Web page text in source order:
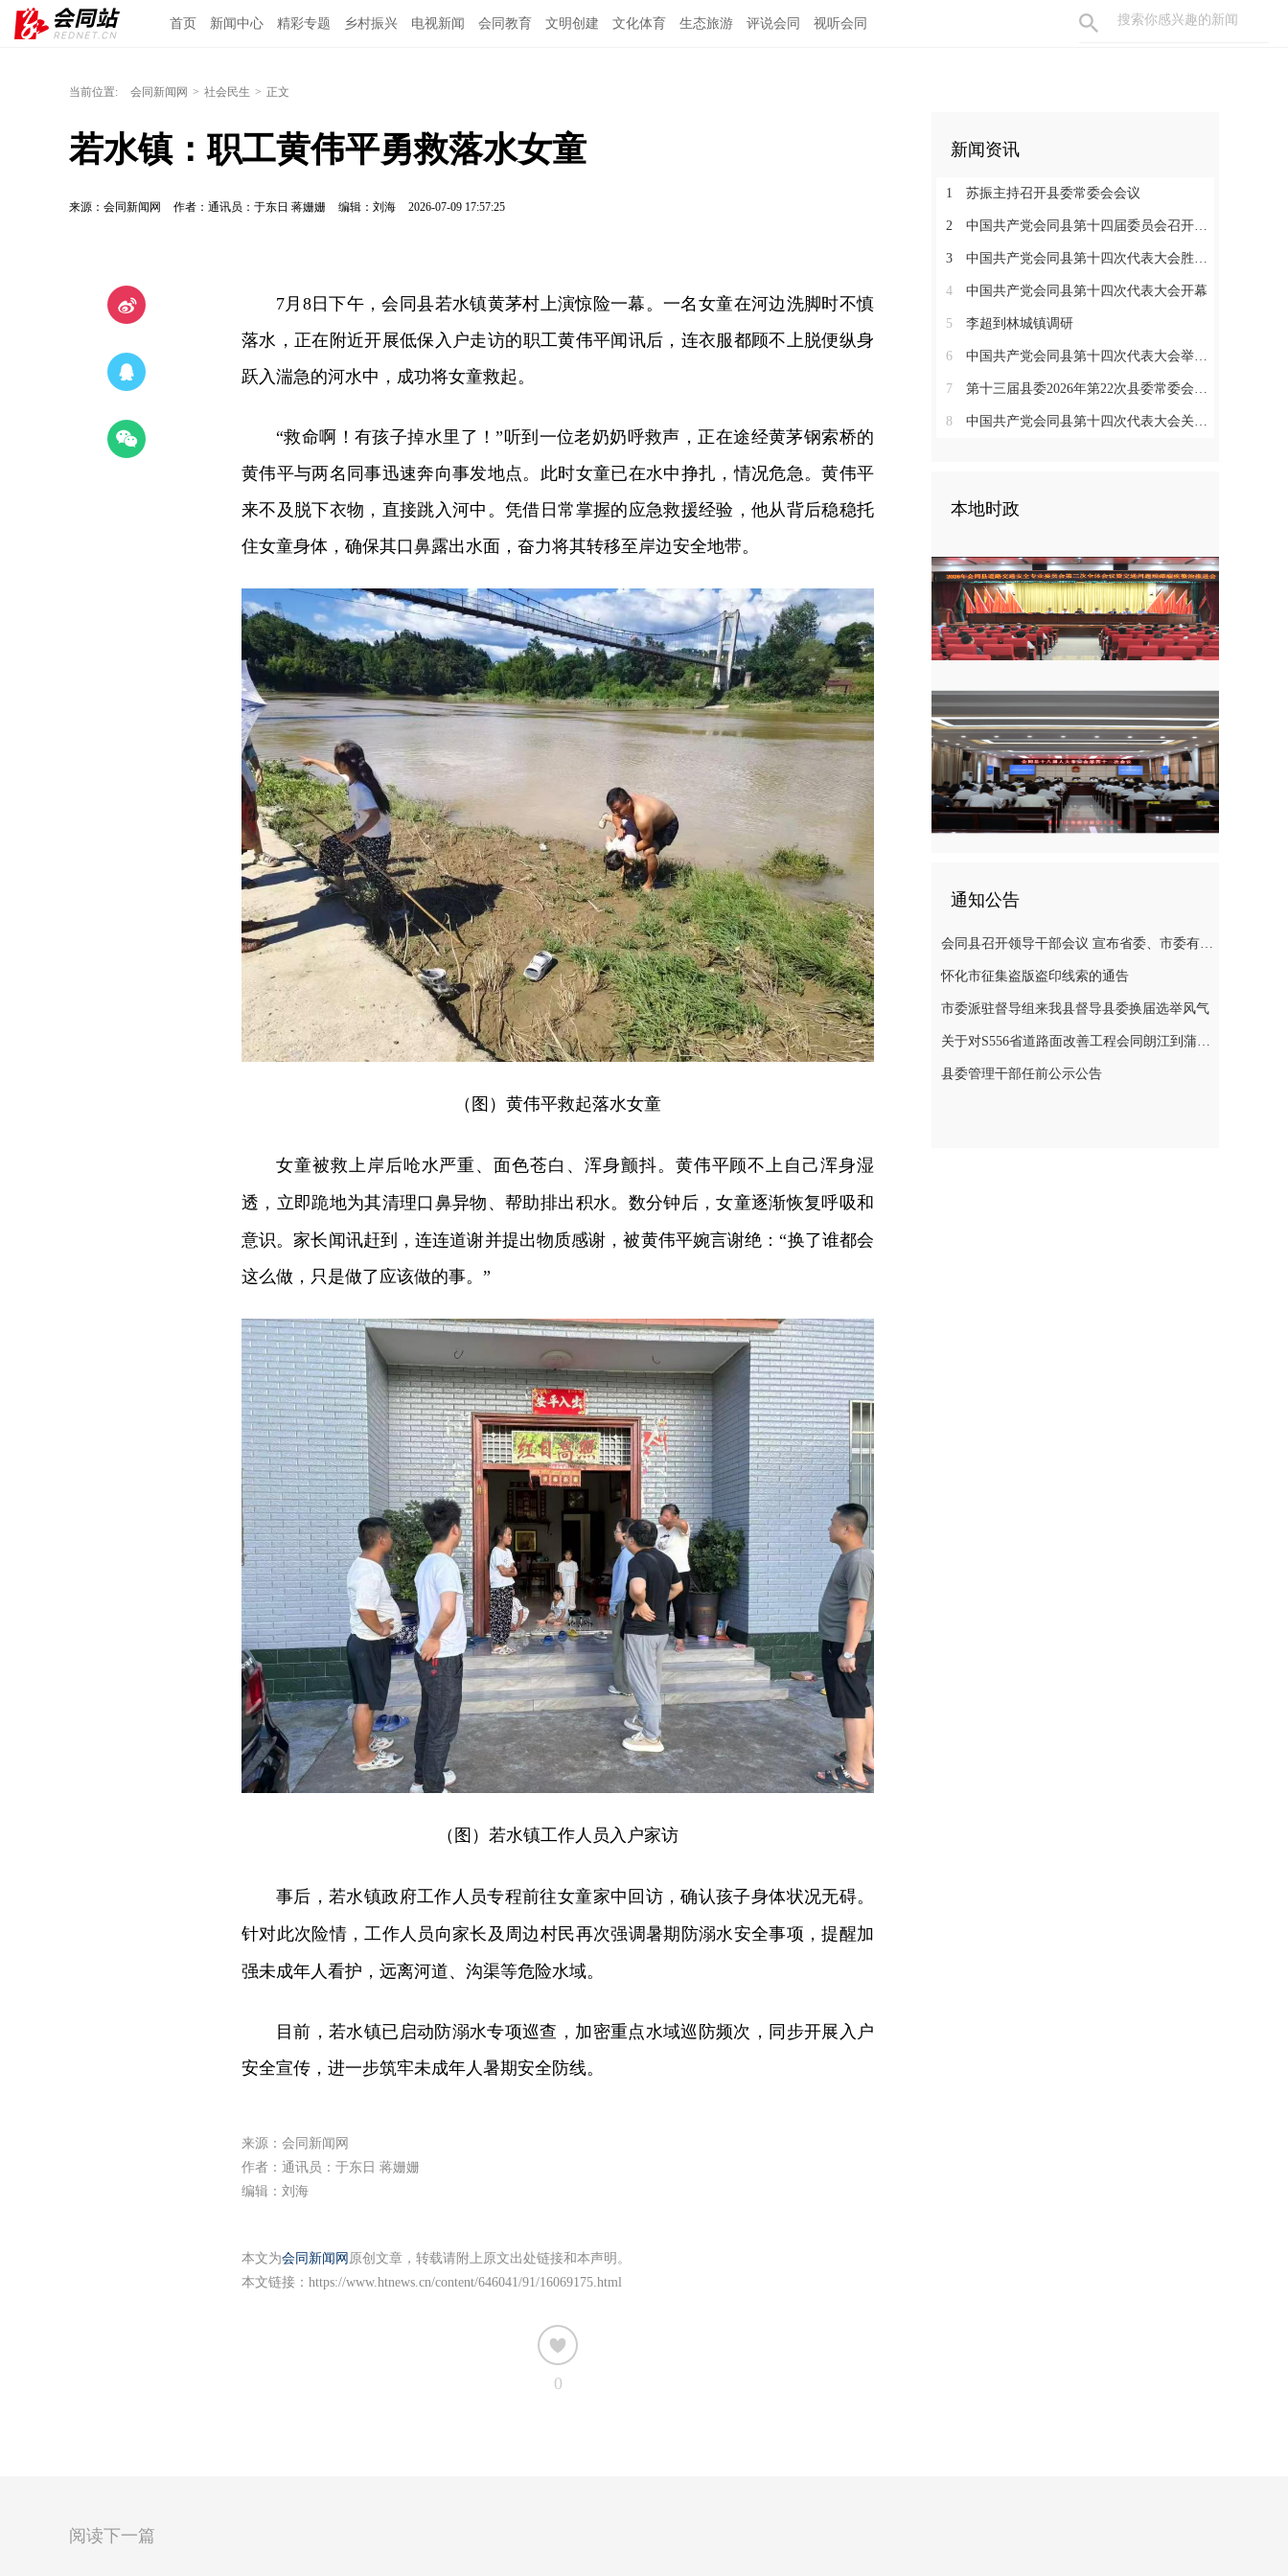
首页 新闻中心 精彩专题 乡村振兴 电视新闻 会同教育 文明创建 文化体育 生态旅游 评说会同 视听会同
当前位置: 会同新闻网 > 社会民生 > 正文
若水镇：职工黄伟平勇救落水女童
来源：会同新闻网 作者：通讯员：于东日 蒋姗姗 编辑：刘海 2026-07-09 17:57:25
7月8日下午，会同县若水镇黄茅村上演惊险一幕。一名女童在河边洗脚时不慎
落水，正在附近开展低保入户走访的职工黄伟平闻讯后，连衣服都顾不上脱便纵身
跃入湍急的河水中，成功将女童救起。
“救命啊！有孩子掉水里了！”听到一位老奶奶呼救声，正在途经黄茅钢索桥的
黄伟平与两名同事迅速奔向事发地点。此时女童已在水中挣扎，情况危急。黄伟平
来不及脱下衣物，直接跳入河中。凭借日常掌握的应急救援经验，他从背后稳稳托
住女童身体，确保其口鼻露出水面，奋力将其转移至岸边安全地带。
（图）黄伟平救起落水女童
女童被救上岸后呛水严重、面色苍白、浑身颤抖。黄伟平顾不上自己浑身湿
透，立即跪地为其清理口鼻异物、帮助排出积水。数分钟后，女童逐渐恢复呼吸和
意识。家长闻讯赶到，连连道谢并提出物质感谢，被黄伟平婉言谢绝：“换了谁都会
这么做，只是做了应该做的事。”
（图）若水镇工作人员入户家访
事后，若水镇政府工作人员专程前往女童家中回访，确认孩子身体状况无碍。
针对此次险情，工作人员向家长及周边村民再次强调暑期防溺水安全事项，提醒加
强未成年人看护，远离河道、沟渠等危险水域。
目前，若水镇已启动防溺水专项巡查，加密重点水域巡防频次，同步开展入户
安全宣传，进一步筑牢未成年人暑期安全防线。
来源：会同新闻网
作者：通讯员：于东日 蒋姗姗
编辑：刘海
本文为会同新闻网 原创文章，转载请附上原文出处链接和本声明。
本文链接： https://www.htnews.cn/content/646041/91/16069175.html
0
新闻资讯
1 苏振主持召开县委常委会会议
2 中国共产党会同县第十四届委员会召开第一次全体会议
3 中国共产党会同县第十四次代表大会胜利闭幕
4 中国共产党会同县第十四次代表大会开幕
5 李超到林城镇调研
6 中国共产党会同县第十四次代表大会举行严肃换届纪律专题培训会
7 第十三届县委2026年第22次县委常委会会议召开
8 中国共产党会同县第十四次代表大会关于中共会同县第十三届委员会报告的决议
本地时政
通知公告
会同县召开领导干部会议 宣布省委、市委有关人事安排的决定
怀化市征集盗版盗印线索的通告
市委派驻督导组来我县督导县委换届选举风气
关于对S556省道路面改善工程会同朗江到蒲稳路段施工期间实行交通管制的通告
县委管理干部任前公示公告
阅读下一篇